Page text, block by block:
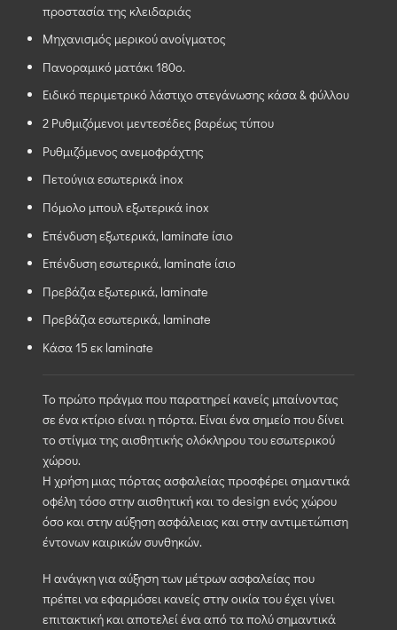
προστασία της κλειδαριάς
Μηχανισμός μερικού ανοίγματος
Πανοραμικό ματάκι 180ο.
Ειδικό περιμετρικό λάστιχο στεγάνωσης κάσα & φύλλου
2 Ρυθμιζόμενοι μεντεσέδες βαρέως τύπου
Ρυθμιζόμενος ανεμοφράχτης
Πετούγια εσωτερικά inox
Πόμολο μπουλ εξωτερικά inox
Επένδυση εξωτερικά, laminate ίσιο
Επένδυση εσωτερικά, laminate ίσιο
Πρεβάζια εξωτερικά, laminate
Πρεβάζια εσωτερικά, laminate
Κάσα 15 εκ laminate
Το πρώτο πράγμα που παρατηρεί κανείς μπαίνοντας
σε ένα κτίριο είναι η πόρτα. Είναι ένα σημείο που δίνει
το στίγμα της αισθητικής ολόκληρου του εσωτερικού
χώρου.
Η χρήση μιας πόρτας ασφαλείας προσφέρει σημαντικά
οφέλη τόσο στην αισθητική και το design ενός χώρου
όσο και στην αύξηση ασφάλειας και στην αντιμετώπιση
έντονων καιρικών συνθηκών.
Η ανάγκη για αύξηση των μέτρων ασφαλείας που
πρέπει να εφαρμόσει κανείς στην οικία του έχει γίνει
επιτακτική και αποτελεί ένα από τα πολύ σημαντικά